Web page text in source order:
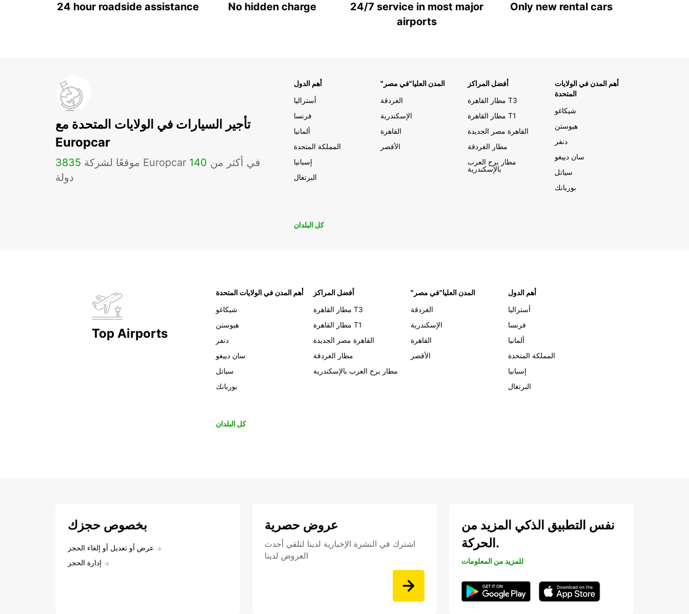
24 hour roadside assistance No hidden charge
24/7 service in most major
airports
Only new rental cars
تأجير السيارات في الولايات المتحدة مع
Europcar
3835 موقعًا لشركة Europcar في أكثر من 140
دولة
أهم الدول
أستراليا
فرنسا
ألمانيا
المملكة المتحدة
إسبانيا
البرتغال
"المدن العليا"في مصر
الغردقة
الإسكندرية
القاهرة
الأقصر
أفضل المراكز
مطار القاهرة T3
مطار القاهرة T1
القاهرة مصر الجديدة
مطار الغردقة
مطار برج العرب
بالإسكندرية
أهم المدن في الولايات
المتحدة
شيكاغو
هيوستن
دنفر
سان دييغو
سياتل
بوربانك
كل البلدان
Top Airports
أهم المدن في الولايات المتحدة
شيكاغو
هيوستن
دنفر
سان دييغو
سياتل
بوربانك
أفضل المراكز
مطار القاهرة T3
مطار القاهرة T1
القاهرة مصر الجديدة
مطار الغردقة
مطار برج العرب بالإسكندرية
"المدن العليا"في مصر
الغردقة
الإسكندرية
القاهرة
الأقصر
أهم الدول
أستراليا
فرنسا
ألمانيا
المملكة المتحدة
إسبانيا
البرتغال
كل البلدان
بخصوص حجزك
عرض أو تعديل أو إلغاء الحجز
إدارة الحجز
عروض حصرية
اشترك في النشرة الإخبارية لدينا لتلقي أحدث
العروض لدينا
نفس التطبيق الذكي المزيد من
الحركة.
للمزيد من المعلومات